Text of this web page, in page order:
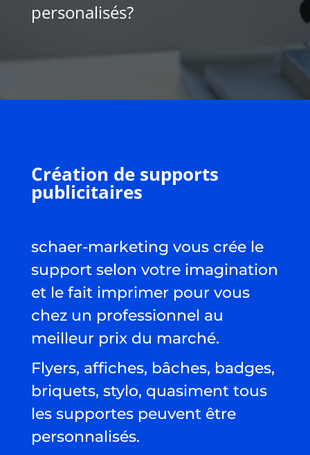
personalisés?
Création de supports
publicitaires
schaer-marketing vous crée le
support selon votre imagination
et le fait imprimer pour vous
chez un professionnel au
meilleur prix du marché.
Flyers, affiches, bâches, badges,
briquets, stylo, quasiment tous
les supportes peuvent être
personnalisés.